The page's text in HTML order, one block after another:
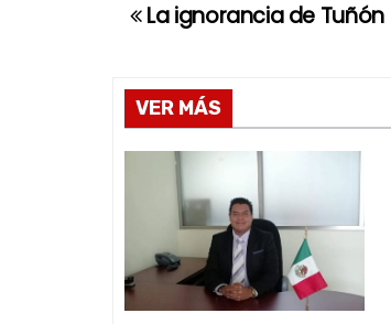
N
v
e
a
c
La ignorancia de Tuñón
VER MÁS